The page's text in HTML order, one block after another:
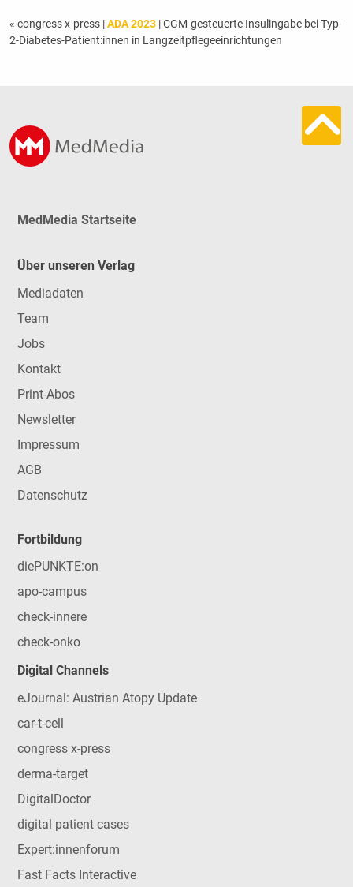
« congress x-press |ADA 2023| CGM-gesteuerte Insulingabe bei Typ-
2-Diabetes-Patient:innen in Langzeitpflegeeinrichtungen
MedMedia Startseite
Über unseren Verlag
Mediadaten
Team
Jobs
Kontakt
Print-Abos
Newsletter
Impressum
AGB
Datenschutz
Fortbildung
diePUNKTE:on
apo-campus
check-innere
check-onko
Digital Channels
eJournal: Austrian Atopy Update
car-t-cell
congress x-press
derma-target
DigitalDoctor
digital patient cases
Expert:innenforum
Fast Facts Interactive